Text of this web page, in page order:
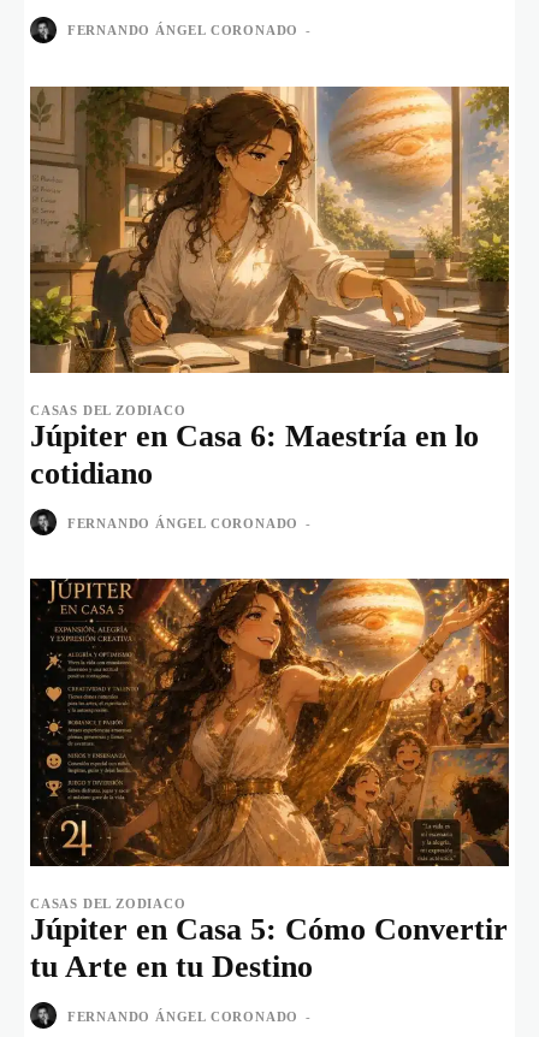
FERNANDO ÁNGEL CORONADO -
CASAS DEL ZODIACO
Júpiter en Casa 6: Maestría en lo
cotidiano
FERNANDO ÁNGEL CORONADO -
CASAS DEL ZODIACO
Júpiter en Casa 5: Cómo Convertir
tu Arte en tu Destino
FERNANDO ÁNGEL CORONADO -